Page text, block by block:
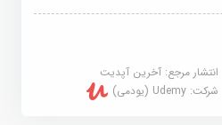
انتشار مرجع:آخرین آپدیت
شرکت:Udemy (یودمی)